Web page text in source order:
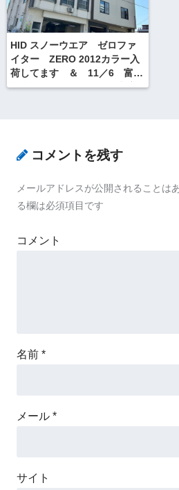
HID スノーウエア ゼロファ
イター ZERO 2012カラー入
荷してます ＆ 11／6 富山
駅裏フレンチピクニック出店
コメントを残す
メールアドレスが公開されることは
る欄は必須項目です
コメント
名前 *
メール *
サイト